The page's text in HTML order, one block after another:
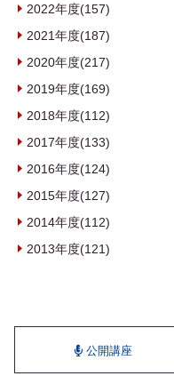
2022年度(157)
2021年度(187)
2020年度(217)
2019年度(169)
2018年度(112)
2017年度(133)
2016年度(124)
2015年度(127)
2014年度(112)
2013年度(121)
公開講座